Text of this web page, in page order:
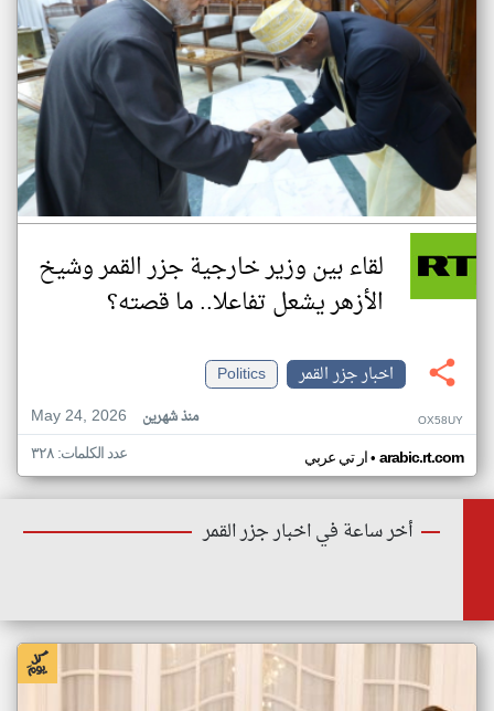
لقاء بين وزير خارجية جزر القمر وشيخ
الأزهر يشعل تفاعلا.. ما قصته؟
اخبار جزر القمر
Politics
May 24, 2026
منذ شهرين OX58UY
ار تي عربي• arabic.rt.com عدد الكلمات: ٣٢٨
أخر ساعة في اخبار جزر القمر